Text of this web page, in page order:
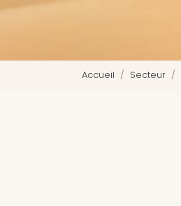
Accueil Secteur